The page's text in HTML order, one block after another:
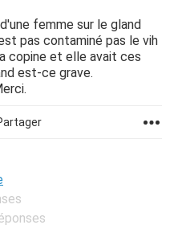
femme sur le gland
pas contaminé pas le vih
copine et elle avait ces
est-ce grave.